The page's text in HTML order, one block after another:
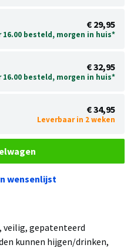
€ 29,95
16.00 besteld, morgen in huis*
€ 32,95
16.00 besteld, morgen in huis*
€ 34,95
Leverbaar in 2 weken
wensenlijst
veilig, gepatenteerd
kunnen hijgen/drinken,